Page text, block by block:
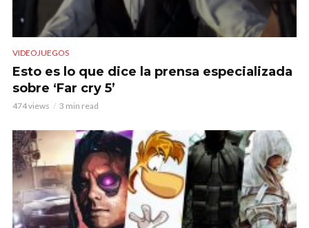
VIDEOJUEGOS
Esto es lo que dice la prensa especializada
sobre ‘Far cry 5’
474 views 3 min read